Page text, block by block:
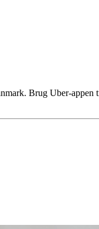
Brug Uber-